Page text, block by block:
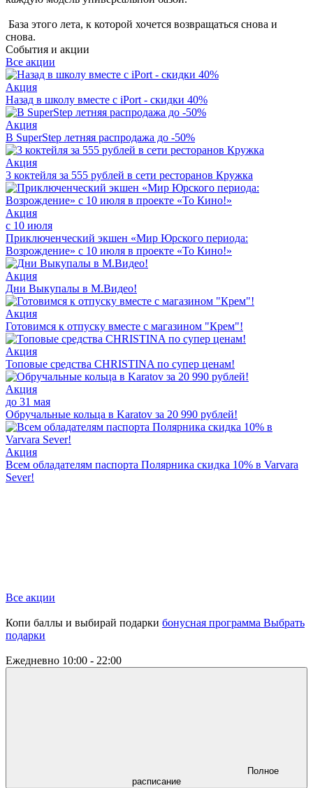
База этого лета, к которой хочется возвращаться снова и
снова.
События и акции
Все акции
Акция
Назад в школу вместе с iPort - скидки 40%
Акция
В SuperStep летняя распродажа до -50%
Акция
3 коктейля за 555 рублей в сети ресторанов Кружка
Акция
с 10 июля
Приключенческий экшен «Мир Юрского периода:
Возрождение» с 10 июля в проекте «То Кино!»
Акция
Дни Выкупалы в М.Видео!
Акция
Готовимся к отпуску вместе с магазином "Крем"!
Акция
Топовые средства CHRISTINA по супер ценам!
Акция
до 31 мая
Обручальные кольца в Karatov за 20 990 рублей!
Акция
Всем обладателям паспорта Полярника скидка 10% в Varvara
Sever!
Все акции
Копи баллы и выбирай подарки бонусная программа Выбрать
подарки
Ежедневно 10:00 - 22:00
Полное
расписание